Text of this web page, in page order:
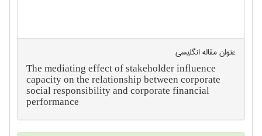
عنوان مقاله انگليسی
The mediating effect of stakeholder influence
capacity on the relationship between corporate
social responsibility and corporate financial
performance